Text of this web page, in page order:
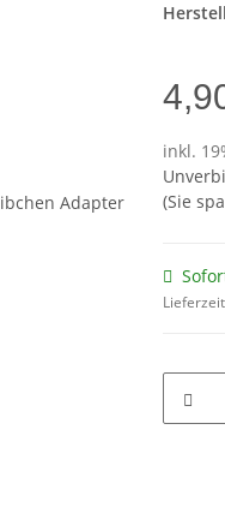
inkl.
(Sie